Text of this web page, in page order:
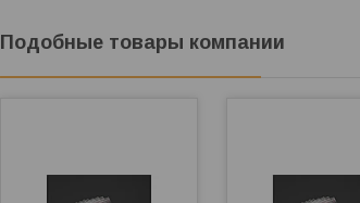
Подобные товары компании